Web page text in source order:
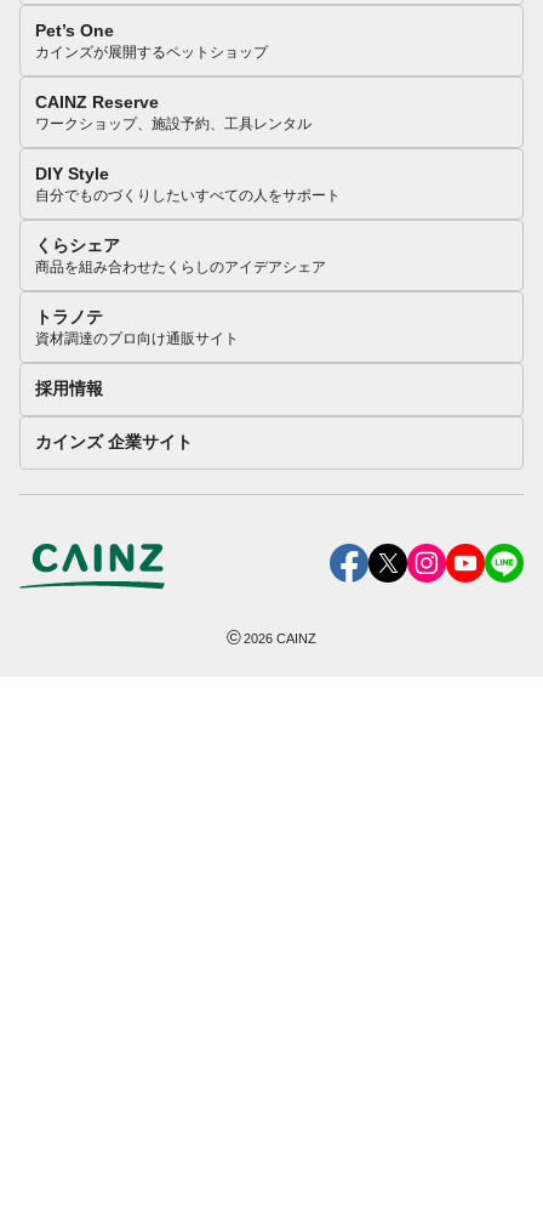
Pet’s One
カインズが展開するペットショップ
CAINZ Reserve
ワークショップ、施設予約、工具レンタル
DIY Style
自分でものづくりしたいすべての人をサポート
くらシェア
商品を組み合わせたくらしのアイデアシェア
トラノテ
資材調達のプロ向け通販サイト
採用情報
カインズ 企業サイト
©2026 CAINZ